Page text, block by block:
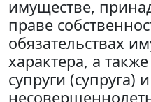
имуществе,
праве
обязательствах
характера, а
супруги (супруга) и